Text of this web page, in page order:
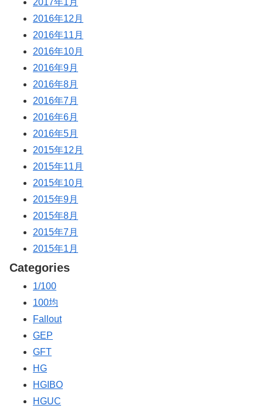
2017年1月
2016年12月
2016年11月
2016年10月
2016年9月
2016年8月
2016年7月
2016年6月
2016年5月
2015年12月
2015年11月
2015年10月
2015年9月
2015年8月
2015年7月
2015年1月
Categories
1/100
100均
Fallout
GEP
GFT
HG
HGIBO
HGUC